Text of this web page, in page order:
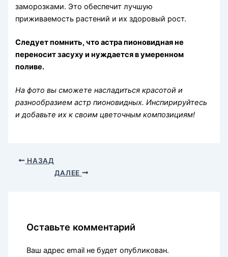
заморозками. Это обеспечит лучшую
приживаемость растений и их здоровый рост.
Следует помнить, что астра пионовидная не
переносит засуху и нуждается в умеренном
поливе.
На фото вы сможете насладиться красотой и
разнообразием астр пионовидных. Инспирируйтесь
и добавьте их к своим цветочным композициям!
НАЗАД
ДАЛЕЕ
Оставьте комментарий
Ваш адрес email не будет опубликован.